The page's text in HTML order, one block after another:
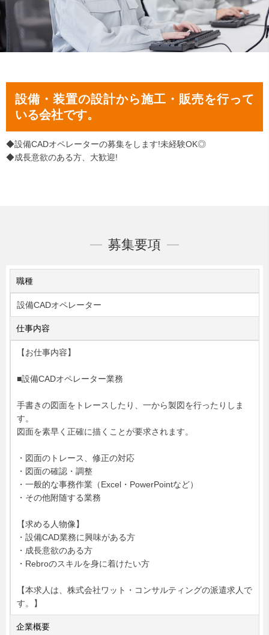
設備・装置の設計から施工・販売を行って
いる会社です。
◆設備CADオペレーターの募集をします!未経験OK◎
◆成長意欲のある方、大歓迎!
募集要項
職種
設備CADオペレーター
仕事内容
【お仕事内容】
■設備CADオペレーター業務
手書きの図面をトレースしたり、一から製図を行ったりしま
す。
図面を素早く正確に描くことが要求されます。
・図面のトレース、修正の対応
・図面の確認・調整
・一般的な事務作業（Excel・PowerPointなど）
・その他附随する業務
【求める人物像】
・設備CAD業務に興味がある方
・成長意欲のある方
・Rebroのスキルを身に着けたい方
【本求人は、株式会社ワット・コンサルティングの派遣求人で
す。】
企業概要